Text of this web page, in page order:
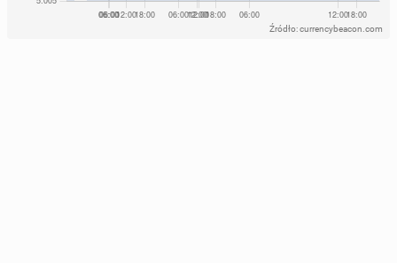
Źródło: currencybeacon.com